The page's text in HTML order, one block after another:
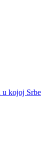
u kojoj Srbe